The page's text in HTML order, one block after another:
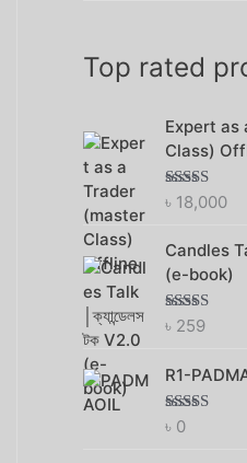
f
:
Top rated
Expert as
Class)
Rated5.00
out of 5
৳ 18,000
Candles
(e-book)
Rated
৳ 259
R1-
Rated
৳ 0